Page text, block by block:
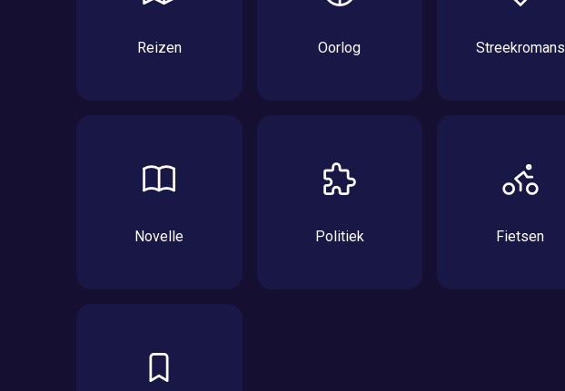
Reizen Oorlog Streekromans
Novelle Politiek Fietsen